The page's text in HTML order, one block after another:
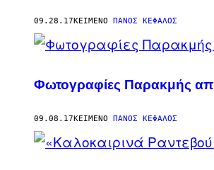
09.28.17ΚΕΊΜΕΝΟ ΠΆΝΟΣ ΚΈΦΑΛΟΣ
Φωτογραφίες Παρακμής
09.08.17ΚΕΊΜΕΝΟ ΠΆΝΟΣ ΚΈΦΑΛΟΣ